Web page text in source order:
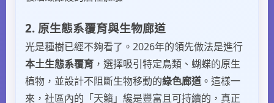
2. 原生態系覆育與生物廊道
光是種樹已經不夠看了。2026年的領先做法是進行
本土生態系覆育 ，選擇吸引特定鳥類、蝴蝶的原生
植物，並設計不阻斷生物移動的綠色廊道 。這樣一
來，社區內的「天籟」纔是豐富且可持續的，真正